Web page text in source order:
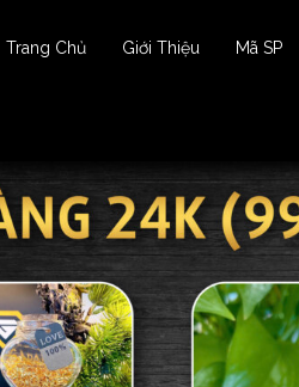
Trang Chủ Giới Thiệu Mã SP